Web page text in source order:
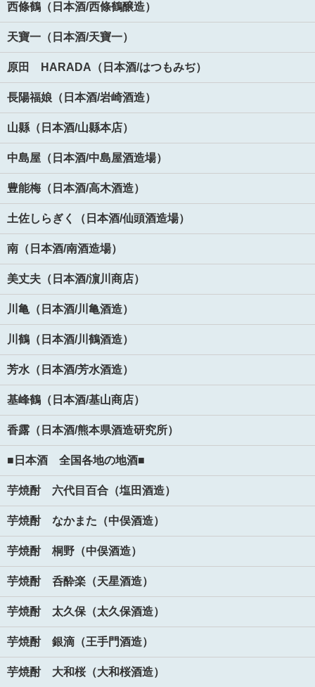
西條鶴（日本酒/西條鶴醸造）
天寶一（日本酒/天寶一）
原田 HARADA（日本酒/はつもみぢ）
長陽福娘（日本酒/岩崎酒造）
山縣（日本酒/山縣本店）
中島屋（日本酒/中島屋酒造場）
豊能梅（日本酒/高木酒造）
土佐しらぎく（日本酒/仙頭酒造場）
南（日本酒/南酒造場）
美丈夫（日本酒/濵川商店）
川亀（日本酒/川亀酒造）
川鶴（日本酒/川鶴酒造）
芳水（日本酒/芳水酒造）
基峰鶴（日本酒/基山商店）
香露（日本酒/熊本県酒造研究所）
■日本酒 全国各地の地酒■
芋焼酎 六代目百合（塩田酒造）
芋焼酎 なかまた（中俣酒造）
芋焼酎 桐野（中俣酒造）
芋焼酎 呑酔楽（天星酒造）
芋焼酎 太久保（太久保酒造）
芋焼酎 銀滴（王手門酒造）
芋焼酎 大和桜（大和桜酒造）